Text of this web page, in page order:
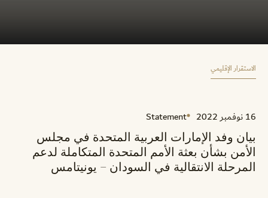
الاستقرار الإقليمي
16 نوفمبر 2022 Statement
بيان وفد الإمارات العربية المتحدة في مجلس
الأمن بشأن بعثة الأمم المتحدة المتكاملة لدعم
المرحلة الانتقالية في السودان – يونيتامس